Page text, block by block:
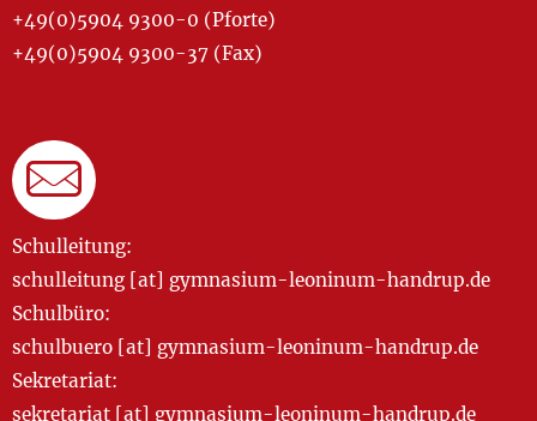
+49(0)5904 9300-0 (Pforte)
+49(0)5904 9300-37 (Fax)
Schulleitung:
schulleitung [at] gymnasium-leoninum-handrup.de
Schulbüro:
schulbuero [at] gymnasium-leoninum-handrup.de
Sekretariat:
sekretariat [at] gymnasium-leoninum-handrup.de